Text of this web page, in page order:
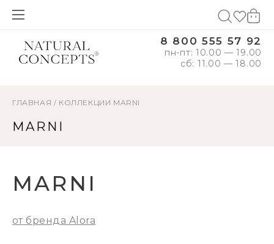
8 800 555 57 92
пн-пт: 10.00 — 19.00
сб: 11.00 — 18.00
ГЛАВНАЯ / КОЛЛЕКЦИИ MARNI
MARNI
MARNI
от бренда Alora